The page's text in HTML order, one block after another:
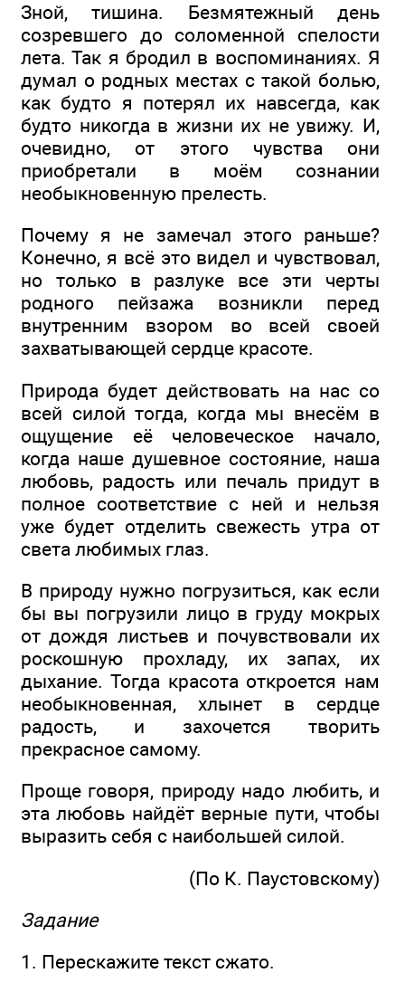
Зной, тишина. Безмятежный день
созревшего до соломенной спелости
лета. Так я бродил в воспоминаниях. Я
думал о родных местах с такой болью,
как будто я потерял их навсегда, как
будто никогда в жизни их не увижу. И,
очевидно, от этого чувства они
приобретали в моём сознании
необыкновенную прелесть.
Почему я не замечал этого раньше?
Конечно, я всё это видел и чувствовал,
но только в разлуке все эти черты
родного пейзажа возникли перед
внутренним взором во всей своей
захватывающей сердце красоте.
Природа будет действовать на нас со
всей силой тогда, когда мы внесём в
ощущение её человеческое начало,
когда наше душевное состояние, наша
любовь, радость или печаль придут в
полное соответствие с ней и нельзя
уже будет отделить свежесть утра от
света любимых глаз.
В природу нужно погрузиться, как если
бы вы погрузили лицо в груду мокрых
от дождя листьев и почувствовали их
роскошную прохладу, их запах, их
дыхание. Тогда красота откроется нам
необыкновенная, хлынет в сердце
радость, и захочется творить
прекрасное самому.
Проще говоря, природу надо любить, и
эта любовь найдёт верные пути, чтобы
выразить себя с наибольшей силой.
(По К. Паустовскому)
Задание
1. Перескажите текст сжато.